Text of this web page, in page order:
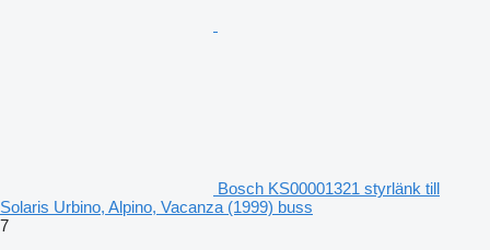
Bosch KS00001321 styrlänk till
Solaris Urbino, Alpino, Vacanza (1999) buss
7